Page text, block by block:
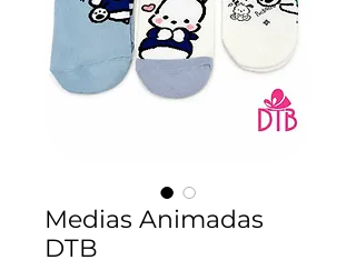
Medias Animadas
DTB